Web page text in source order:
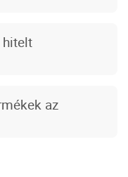
hitelt
az